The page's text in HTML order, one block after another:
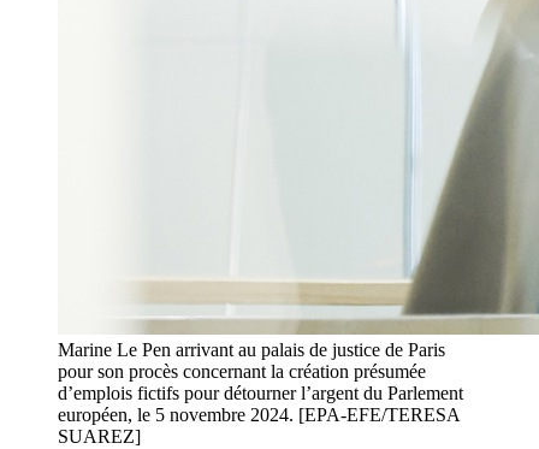
Marine Le Pen arrivant au palais de justice de Paris
pour son procès concernant la création présumée
d’emplois fictifs pour détourner l’argent du Parlement
européen, le 5 novembre 2024. [EPA-EFE/TERESA
SUAREZ]